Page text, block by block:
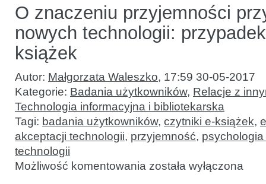
O znaczeniu przyjemności
nowych technologii:
książek
Autor: Małgorzata Waleszko, 17:59 30-05-2017
Kategorie: Badania użytkowników, Relacje z
Technologia informacyjna i bibliotekarska
Tagi: badania użytkowników, czytniki e-książek,
akceptacji technologii, przyjemność,
technologii
Możliwość komentowania O
znaczeniu
została wyłączona